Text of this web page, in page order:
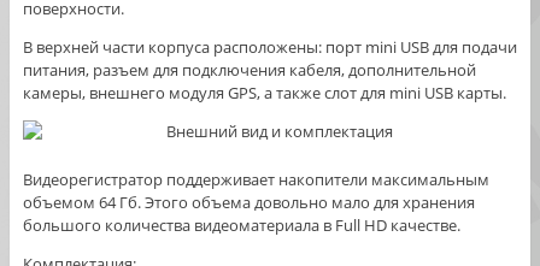
поверхности.
В верхней части корпуса расположены: порт mini USB для подачи
питания, разъем для подключения кабеля, дополнительной
камеры, внешнего модуля GPS, а также слот для mini USB карты.
Видеорегистратор поддерживает накопители максимальным
объемом 64 Гб. Этого объема довольно мало для хранения
большого количества видеоматериала в Full HD качестве.